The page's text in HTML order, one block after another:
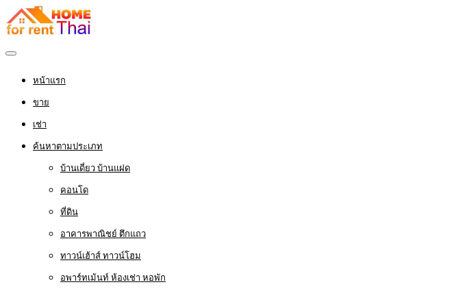
หน้าแรก
ขาย
เช่า
ค้นหาตามประเภท
บ้านเดี่ยว บ้านแฝด
คอนโด
ที่ดิน
อาคารพาณิชย์ ตึกแถว
ทาวน์เฮ้าส์ ทาวน์โฮม
อพาร์ทเม้นท์ ห้องเช่า หอพัก